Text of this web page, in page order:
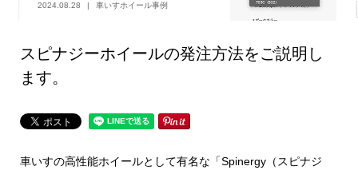
2024.08.28 車いすホイール事例
スピナジーホイールの発注方法をご説明し
ます。
車いすの高性能ホイールとして有名な「Spinergy（スピナジ